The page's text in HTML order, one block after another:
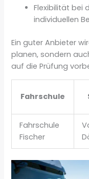
Flexibilität bei
individuellen
Ein guter Anbieter
planen, sondern
auf die Prüfung
Fahrschule
Fahrschule
Fischer